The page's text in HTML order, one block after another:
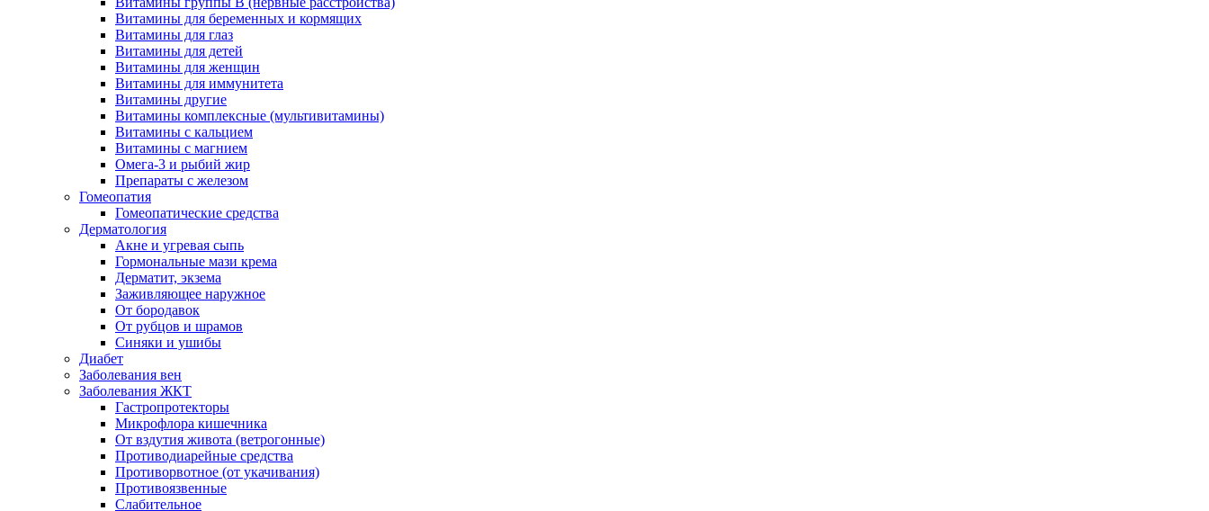
Витамины для беременных и кормящих
Витамины для глаз
Витамины для детей
Витамины для женщин
Витамины для иммунитета
Витамины другие
Витамины комплексные (мультивитамины)
Витамины с кальцием
Витамины с магнием
Омега-3 и рыбий жир
Препараты с железом
Гомеопатия
Гомеопатические средства
Дерматология
Акне и угревая сыпь
Гормональные мази крема
Дерматит, экзема
Заживляющее наружное
От бородавок
От рубцов и шрамов
Синяки и ушибы
Диабет
Заболевания вен
Заболевания ЖКТ
Гастропротекторы
Микрофлора кишечника
От вздутия живота (ветрогонные)
Противодиарейные средства
Противорвотное (от укачивания)
Противоязвенные
Слабительное